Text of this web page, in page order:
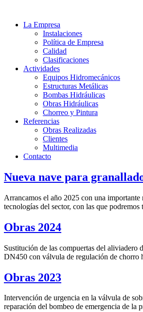
La Empresa
Instalaciones
Política de Empresa
Calidad
Clasificaciones
Actividades
Equipos Hidromecánicos
Estructuras Metálicas
Bombas Hidráulicas
Obras Hidráulicas
Chorreo y Pintura
Referencias
Obras Realizadas
Clientes
Multimedia
Contacto
Nueva nave para
Arrancamos el año 2025 con una
tecnologías del sector, con las que podremos
Obras 2024
Sustitución de las compuertas del
DN450 con válvula de regulación de chorro
Obras 2023
Intervención de urgencia en la válvula de
reparación del bombeo de emergencia de la